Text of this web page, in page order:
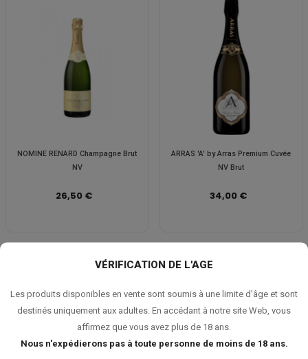
VÉRIFICATION DE L'AGE
Les produits disponibles en vente sont soumis à une limite d'âge et sont
destinés uniquement aux adultes. En accédant à notre site Web, vous
affirmez que vous avez plus de 18 ans.
Nous n'expédierons pas à toute personne de moins de 18 ans.
NOMINE RENARD Champagne Brut
NV
26,50 €
ARRAS 'A' by Arras Premium Cuvée
NV Brut
34,00 €